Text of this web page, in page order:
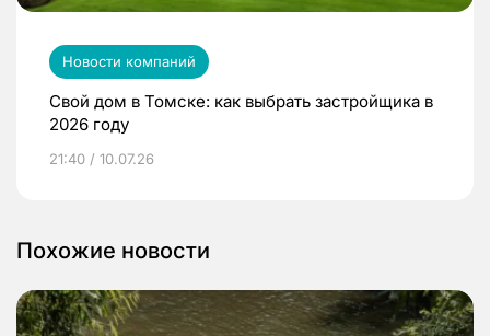
Новости компаний
Свой дом в Томске: как выбрать застройщика в
2026 году
21:40 / 10.07.26
Похожие новости